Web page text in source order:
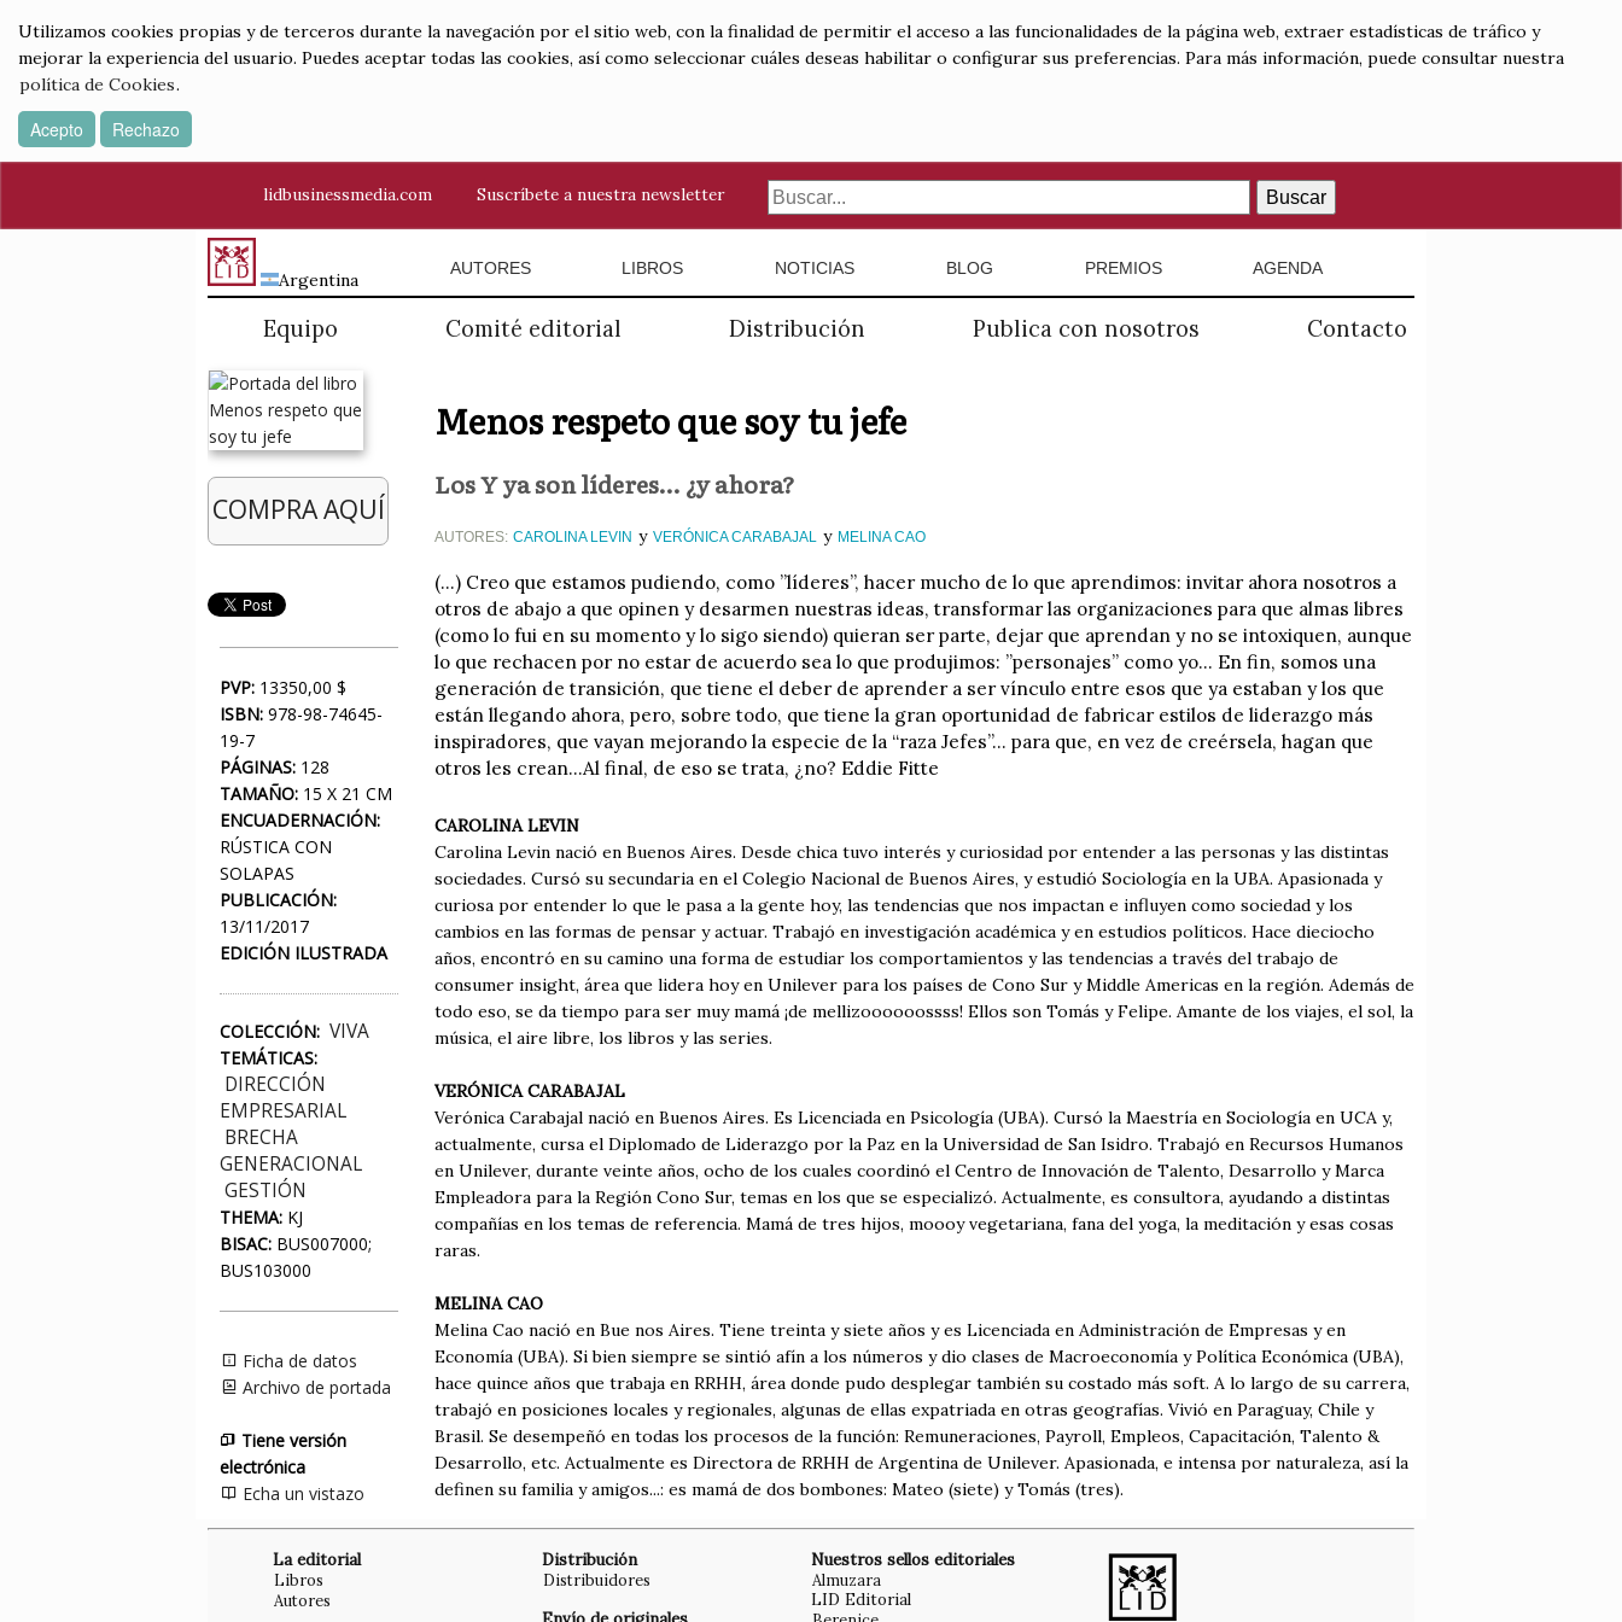
Utilizamos cookies propias y de terceros durante la navegación por el sitio web, con la finalidad de permitir el acceso a las funcionalidades de la página web, extraer estadísticas de tráfico y
mejorar la experiencia del usuario. Puedes aceptar todas las cookies, así como seleccionar cuáles deseas habilitar o configurar sus preferencias. Para más información, puede consultar nuestra
política de Cookies.
Acepto Rechazo
lidbusinessmedia.com Suscríbete a nuestra newsletter Buscar
Argentina
AUTORES LIBROS NOTICIAS BLOG PREMIOS AGENDA
Equipo Comité editorial Distribución Publica con nosotros Contacto
COMPRA AQUÍ
PVP: 13350,00 $
ISBN: 978-98-74645-
19-7
PÁGINAS: 128
TAMAÑO: 15 X 21 CM
ENCUADERNACIÓN:
RÚSTICA CON
SOLAPAS
PUBLICACIÓN:
13/11/2017
EDICIÓN ILUSTRADA
COLECCIÓN: VIVA
TEMÁTICAS:
DIRECCIÓN
EMPRESARIAL
BRECHA
GENERACIONAL
GESTIÓN
THEMA: KJ
BISAC: BUS007000;
BUS103000
Ficha de datos
Archivo de portada
Tiene versión
electrónica
Echa un vistazo
Menos respeto que soy tu jefe
Los Y ya son líderes… ¿y ahora?
AUTORES: CAROLINA LEVIN y VERÓNICA CARABAJAL y MELINA CAO
(...) Creo que estamos pudiendo, como ”líderes”, hacer mucho de lo que aprendimos: invitar ahora nosotros a
otros de abajo a que opinen y desarmen nuestras ideas, transformar las organizaciones para que almas libres
(como lo fui en su momento y lo sigo siendo) quieran ser parte, dejar que aprendan y no se intoxiquen, aunque
lo que rechacen por no estar de acuerdo sea lo que produjimos: ”personajes” como yo... En fin, somos una
generación de transición, que tiene el deber de aprender a ser vínculo entre esos que ya estaban y los que
están llegando ahora, pero, sobre todo, que tiene la gran oportunidad de fabricar estilos de liderazgo más
inspiradores, que vayan mejorando la especie de la “raza Jefes”... para que, en vez de creérsela, hagan que
otros les crean...Al final, de eso se trata, ¿no? Eddie Fitte
CAROLINA LEVIN
Carolina Levin nació en Buenos Aires. Desde chica tuvo interés y curiosidad por entender a las personas y las distintas
sociedades. Cursó su secundaria en el Colegio Nacional de Buenos Aires, y estudió Sociología en la UBA. Apasionada y
curiosa por entender lo que le pasa a la gente hoy, las tendencias que nos impactan e influyen como sociedad y los
cambios en las formas de pensar y actuar. Trabajó en investigación académica y en estudios políticos. Hace dieciocho
años, encontró en su camino una forma de estudiar los comportamientos y las tendencias a través del trabajo de
consumer insight, área que lidera hoy en Unilever para los países de Cono Sur y Middle Americas en la región. Además de
todo eso, se da tiempo para ser muy mamá ¡de mellizoooooossss! Ellos son Tomás y Felipe. Amante de los viajes, el sol, la
música, el aire libre, los libros y las series.
VERÓNICA CARABAJAL
Verónica Carabajal nació en Buenos Aires. Es Licenciada en Psicología (UBA). Cursó la Maestría en Sociología en UCA y,
actualmente, cursa el Diplomado de Liderazgo por la Paz en la Universidad de San Isidro. Trabajó en Recursos Humanos
en Unilever, durante veinte años, ocho de los cuales coordinó el Centro de Innovación de Talento, Desarrollo y Marca
Empleadora para la Región Cono Sur, temas en los que se especializó. Actualmente, es consultora, ayudando a distintas
compañías en los temas de referencia. Mamá de tres hijos, moooy vegetariana, fana del yoga, la meditación y esas cosas
raras.
MELINA CAO
Melina Cao nació en Bue nos Aires. Tiene treinta y siete años y es Licenciada en Administración de Empresas y en
Economía (UBA). Si bien siempre se sintió afín a los números y dio clases de Macroeconomía y Política Económica (UBA),
hace quince años que trabaja en RRHH, área donde pudo desplegar también su costado más soft. A lo largo de su carrera,
trabajó en posiciones locales y regionales, algunas de ellas expatriada en otras geografías. Vivió en Paraguay, Chile y
Brasil. Se desempeñó en todas los procesos de la función: Remuneraciones, Payroll, Empleos, Capacitación, Talento &
Desarrollo, etc. Actualmente es Directora de RRHH de Argentina de Unilever. Apasionada, e intensa por naturaleza, así la
definen su familia y amigos...: es mamá de dos bombones: Mateo (siete) y Tomás (tres).
La editorial
Libros
Autores
Distribución
Distribuidores
Nuestros sellos editoriales
Almuzara
LID Editorial